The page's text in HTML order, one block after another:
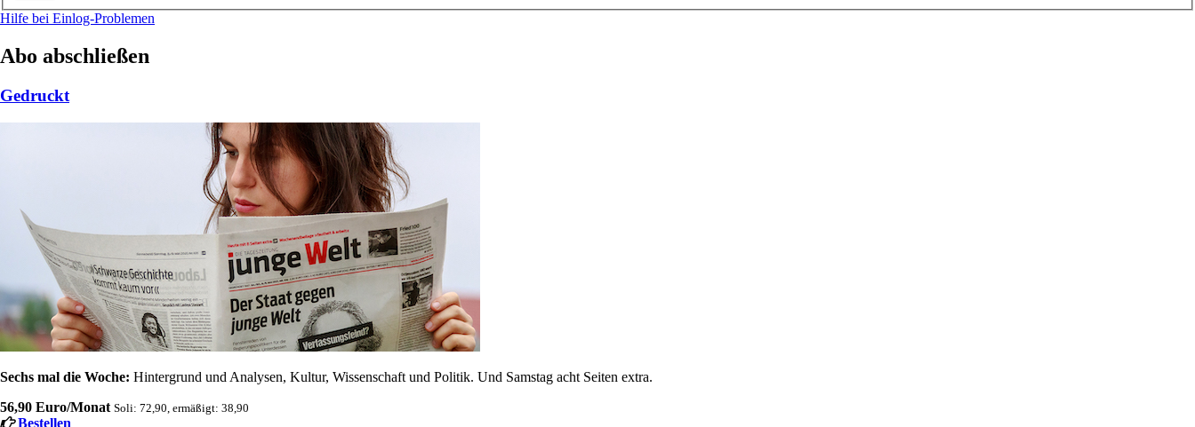
Hilfe bei Einlog-Problemen
Abo abschließen
Gedruckt
Sechs mal die Woche: Hintergrund und Analysen, Kultur, Wissenschaft und Politik. Und Samstag acht Seiten extra.
56,90 Euro/Monat Soli: 72,90, ermäßigt: 38,90
Bestellen